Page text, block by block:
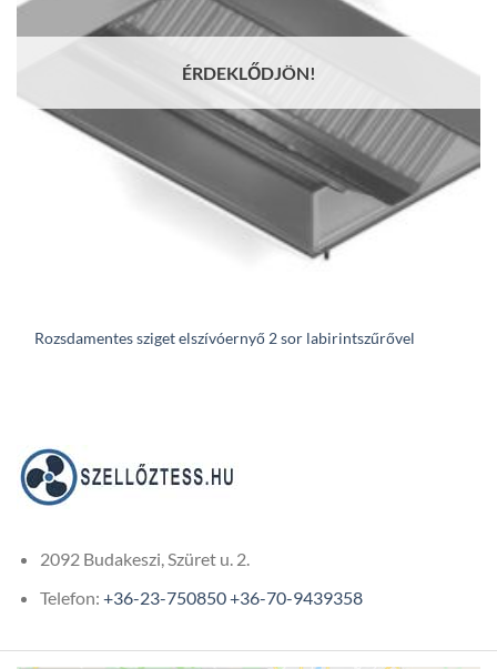
ÉRDEKLŐDJÖN!
Rozsdamentes sziget elszívóernyő 2 sor labirintszűrővel
2092 Budakeszi, Szüret u. 2.
Telefon: +36-23-750850+36-70-9439358